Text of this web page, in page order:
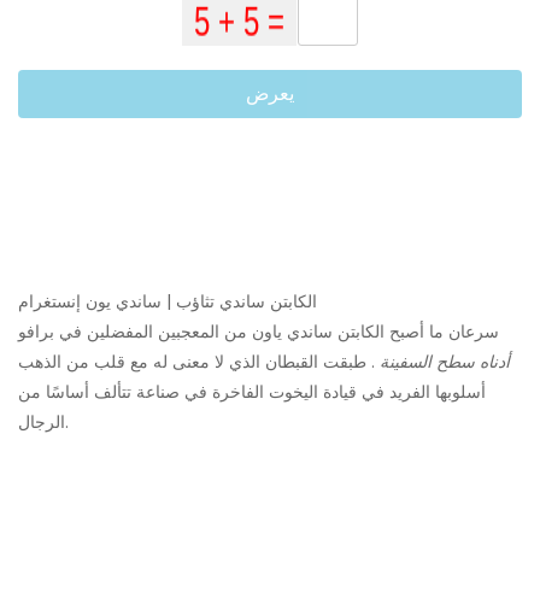
يعرض
الكابتن ساندي تثاؤب | ساندي يون إنستغرام
سرعان ما أصبح الكابتن ساندي ياون من المعجبين المفضلين في برافو
أدناه سطح السفينة . طبقت القبطان الذي لا معنى له مع قلب من الذهب
أسلوبها الفريد في قيادة اليخوت الفاخرة في صناعة تتألف أساسًا من
الرجال.